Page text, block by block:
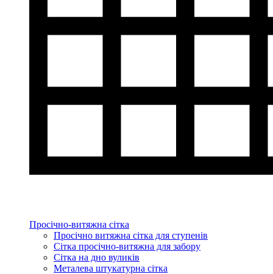
Просічно-витяжна сітка
Просічно витяжна сітка для ступенів
Сітка просічно-витяжна для забору
Сітка на дно вуликів
Металева штукатурна сітка